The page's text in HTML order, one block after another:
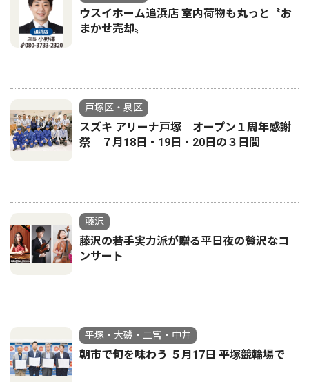
ウスイホーム追浜店 室内荷物も丸っと〝お
まかせ売却〟
戸塚区・泉区
スズキ アリーナ戸塚 オープン１周年感謝
祭 ７月18日・19日・20日の３日間
藤沢
藤沢の若手実力派が贈る平日夜の贅沢なコ
ンサート
平塚・大磯・二宮・中井
朝市で旬を味わう ５月17日 平塚競輪場で